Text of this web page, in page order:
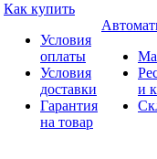
Как купить
Условия
оплаты
Условия
доставки
Гарантия
на товар
и